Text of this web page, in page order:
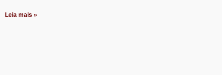
Leia mais »